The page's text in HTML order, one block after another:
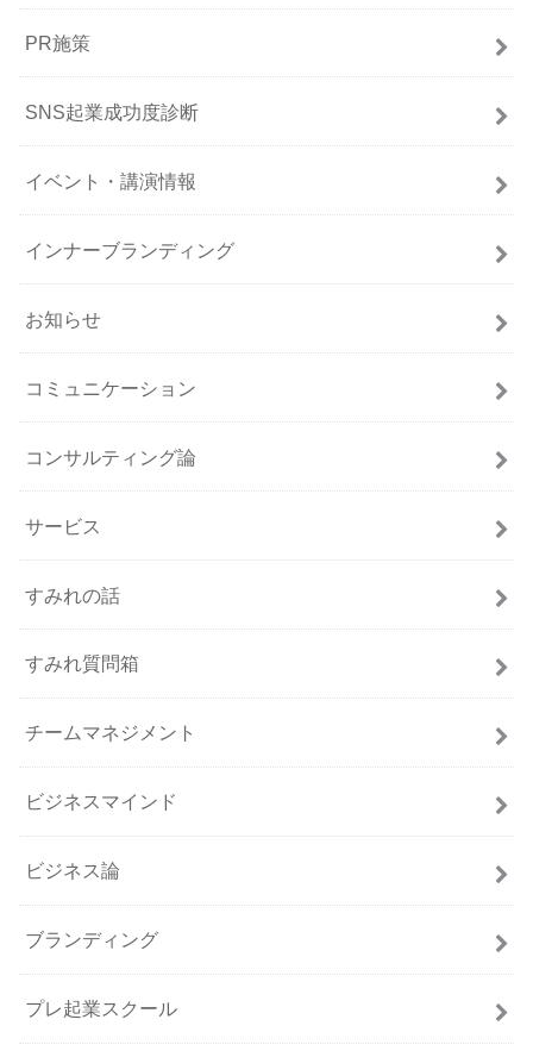
PR施策
SNS起業成功度診断
イベント・講演情報
インナーブランディング
お知らせ
コミュニケーション
コンサルティング論
サービス
すみれの話
すみれ質問箱
チームマネジメント
ビジネスマインド
ビジネス論
ブランディング
プレ起業スクール